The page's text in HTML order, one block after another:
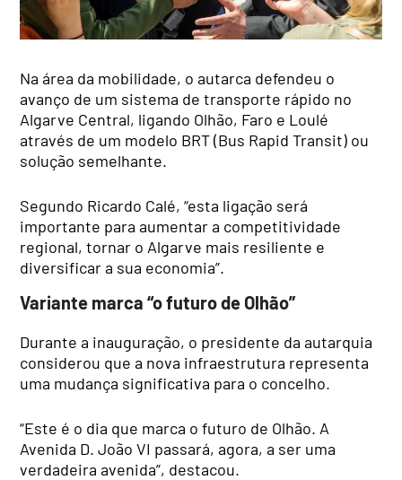
Na área da mobilidade, o autarca defendeu o
avanço de um sistema de transporte rápido no
Algarve Central, ligando Olhão, Faro e Loulé
através de um modelo BRT (Bus Rapid Transit) ou
solução semelhante.
Segundo Ricardo Calé, “esta ligação será
importante para aumentar a competitividade
regional, tornar o Algarve mais resiliente e
diversificar a sua economia”.
Variante marca “o futuro de Olhão”
Durante a inauguração, o presidente da autarquia
considerou que a nova infraestrutura representa
uma mudança significativa para o concelho.
“Este é o dia que marca o futuro de Olhão. A
Avenida D. João VI passará, agora, a ser uma
verdadeira avenida”, destacou.